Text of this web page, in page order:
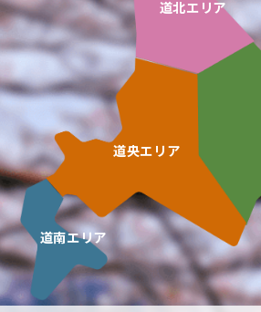
道央エリア
道南エリア
道北エリア